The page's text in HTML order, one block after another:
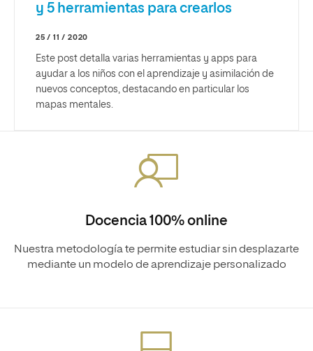
y 5 herramientas para crearlos
25 / 11 / 2020
Este post detalla varias herramientas y apps para
ayudar a los niños con el aprendizaje y asimilación de
nuevos conceptos, destacando en particular los
mapas mentales.
Docencia 100% online
Nuestra metodología te permite estudiar sin desplazarte
mediante un modelo de aprendizaje personalizado